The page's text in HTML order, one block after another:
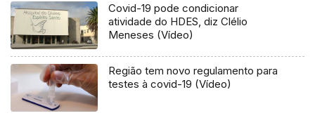
Covid-19 pode condicionar
atividade do HDES, diz Clélio
Meneses (Vídeo)
Região tem novo regulamento para
testes à covid-19 (Vídeo)